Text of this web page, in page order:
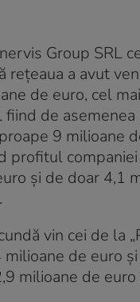
Group SRL
rețeaua a avut
de euro, cel
fiind de
9 milioane
profitul
și de doar 4,1
vin cei de la
de euro
milioane de